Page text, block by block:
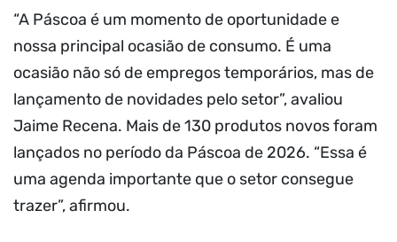
“A Páscoa é um momento de oportunidade e
nossa principal ocasião de consumo. É uma
ocasião não só de empregos temporários, mas de
lançamento de novidades pelo setor”, avaliou
Jaime Recena. Mais de 130 produtos novos foram
lançados no período da Páscoa de 2026. “Essa é
uma agenda importante que o setor consegue
trazer”, afirmou.